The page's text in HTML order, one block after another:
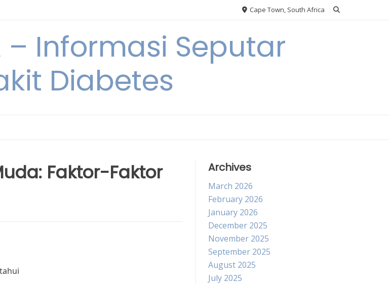
Cape Town, South Africa
– Informasi Seputar
Diabetes
Faktor-Faktor
Archives
March 2026
February 2026
January 2026
December 2025
November 2025
September 2025
August 2025
July 2025